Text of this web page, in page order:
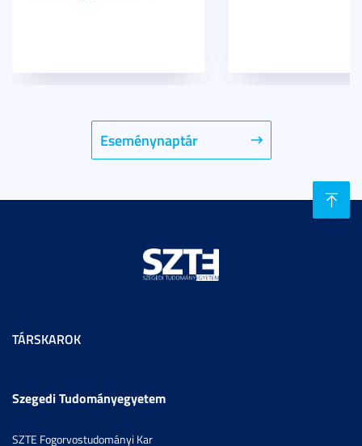
Eseménynaptár
TÁRSKAROK
Szegedi Tudományegyetem
SZTE Fogorvostudományi Kar